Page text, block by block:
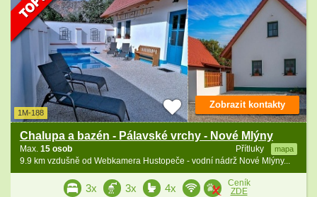
1M-188
Chalupa a bazén - Pálavské vrchy - Nové Mlýny
Přítluky mapa
Max. 15 osob
9.9 km vzdušně od Webkamera Hustopeče - vodní nádrž Nové Mlýny...
Zobrazit kontakty
3x 3x 4x
Ceník
ZDE